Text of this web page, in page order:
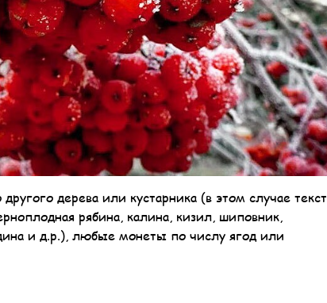
дерева или кустарника (в этом случае текст
рябина, калина, кизил, шиповник,
и д.р.), любые монеты по числу ягод или